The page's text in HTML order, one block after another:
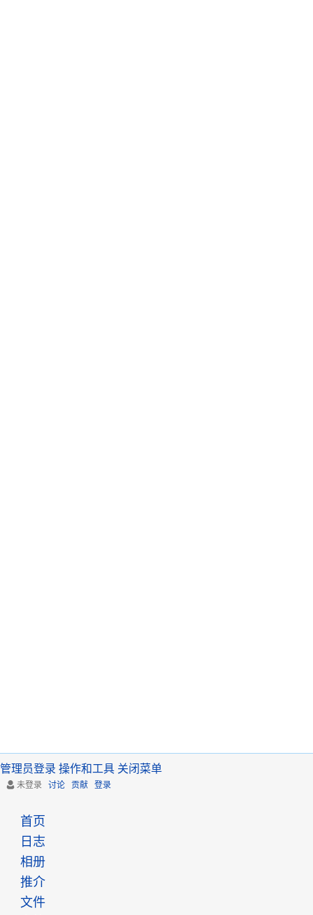
管理员登录 操作和工具 关闭菜单
未登录 讨论 贡献 登录
首页
日志
相册
推介
文件